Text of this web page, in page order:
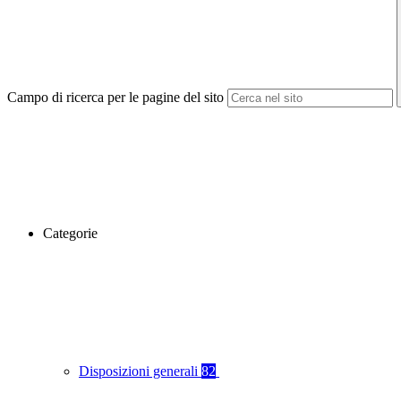
Campo di ricerca per le pagine del sito
Categorie
Disposizioni generali 82